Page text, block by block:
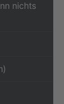
nichts